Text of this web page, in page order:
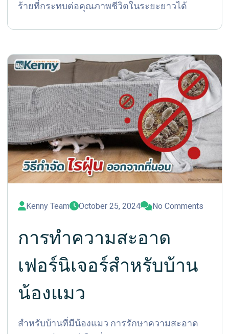
ร้ายที่กระทบต่อคุณภาพชีวิตในระยะยาวได้
Kenny Team October 25, 2024 No Comments
การทำความสะอาด
เฟอร์นิเจอร์สำหรับบ้าน
น้องแมว
สำหรับบ้านที่มีน้องแมว การรักษาความสะอาด